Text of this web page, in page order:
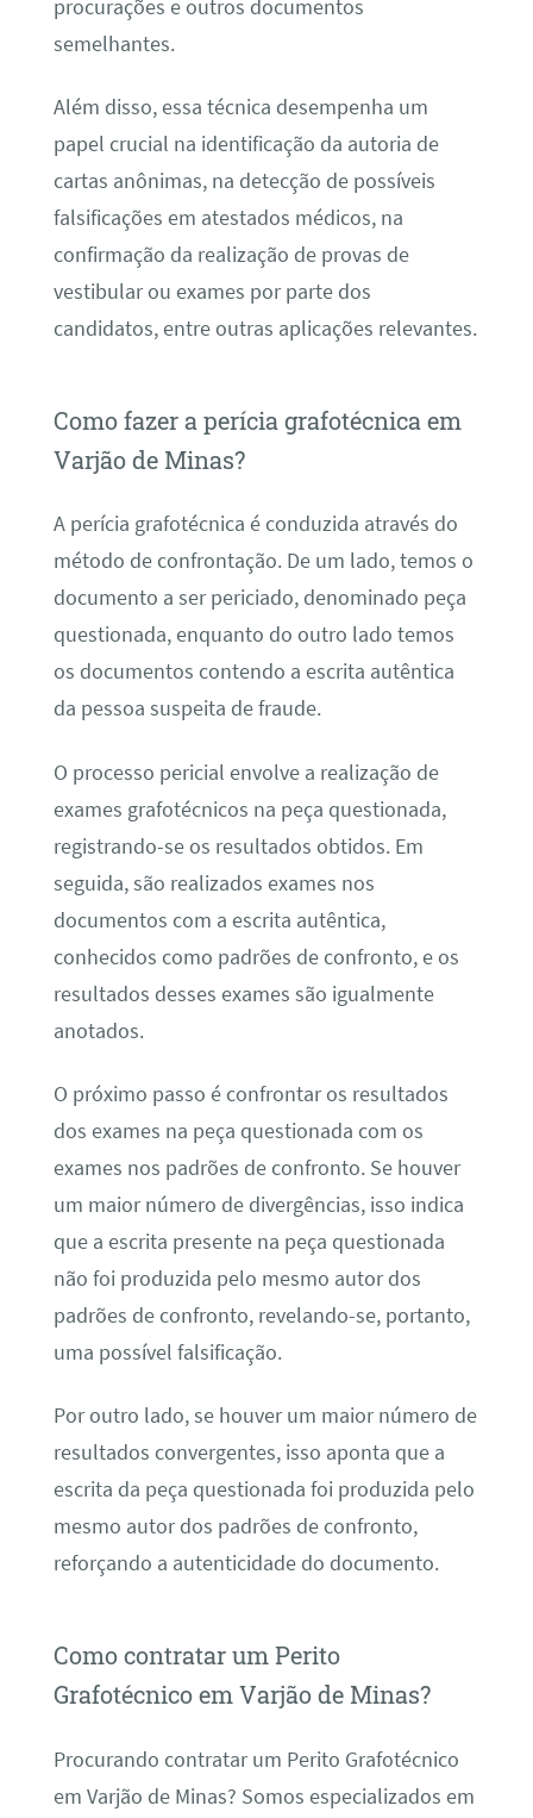
procurações e outros documentos
semelhantes.
Além disso, essa técnica desempenha um
papel crucial na identificação da autoria de
cartas anônimas, na detecção de possíveis
falsificações em atestados médicos, na
confirmação da realização de provas de
vestibular ou exames por parte dos
candidatos, entre outras aplicações relevantes.
Como fazer a perícia grafotécnica em
Varjão de Minas?
A perícia grafotécnica é conduzida através do
método de confrontação. De um lado, temos o
documento a ser periciado, denominado peça
questionada, enquanto do outro lado temos
os documentos contendo a escrita autêntica
da pessoa suspeita de fraude.
O processo pericial envolve a realização de
exames grafotécnicos na peça questionada,
registrando-se os resultados obtidos. Em
seguida, são realizados exames nos
documentos com a escrita autêntica,
conhecidos como padrões de confronto, e os
resultados desses exames são igualmente
anotados.
O próximo passo é confrontar os resultados
dos exames na peça questionada com os
exames nos padrões de confronto. Se houver
um maior número de divergências, isso indica
que a escrita presente na peça questionada
não foi produzida pelo mesmo autor dos
padrões de confronto, revelando-se, portanto,
uma possível falsificação.
Por outro lado, se houver um maior número de
resultados convergentes, isso aponta que a
escrita da peça questionada foi produzida pelo
mesmo autor dos padrões de confronto,
reforçando a autenticidade do documento.
Como contratar um Perito
Grafotécnico em Varjão de Minas?
Procurando contratar um Perito Grafotécnico
em Varjão de Minas? Somos especializados em